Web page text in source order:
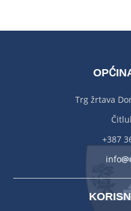
Trg žrtava
+387